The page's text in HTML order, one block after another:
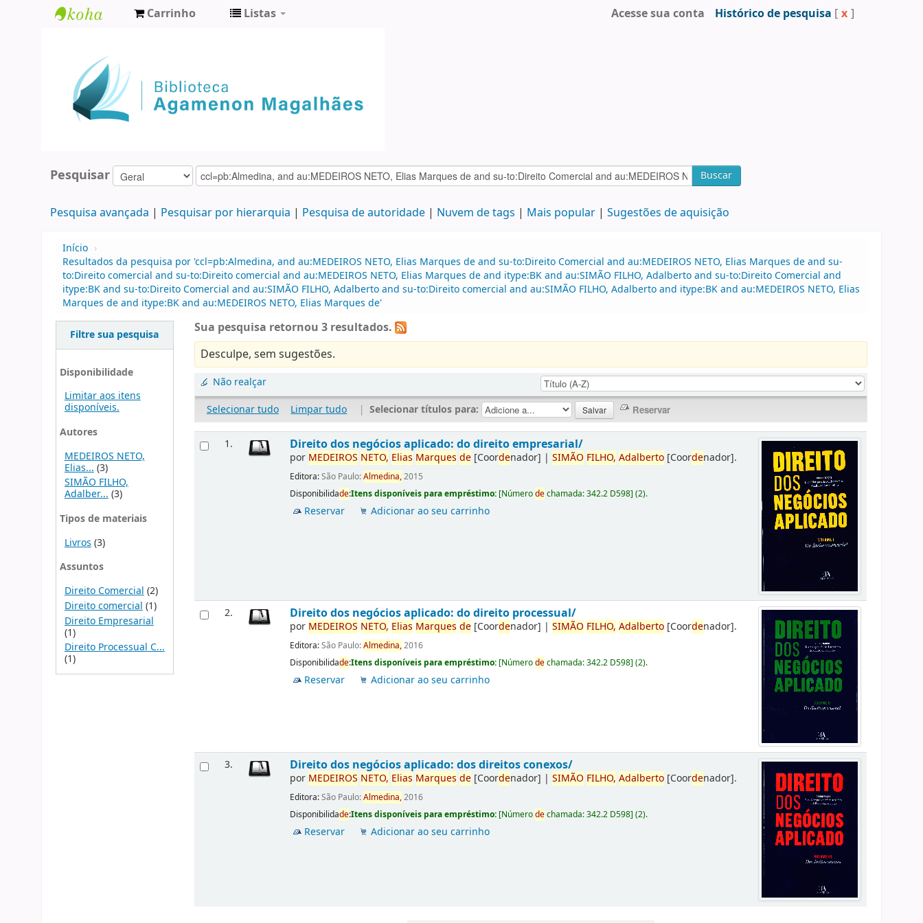
Agamenon
Magalhães
Carrinho Listas Acesse sua conta Histórico de pesquisa [ x ]
Pesquisar Buscar
Pesquisa avançada Pesquisar por hierarquia Pesquisa de autoridade Nuvem de tags Mais popular Sugestões de aquisição
Início ›
Resultados da pesquisa por 'ccl=pb:Almedina, and au:MEDEIROS NETO, Elias Marques de and su-to:Direito Comercial and au:MEDEIROS NETO, Elias Marques de and su-
to:Direito comercial and su-to:Direito comercial and au:MEDEIROS NETO, Elias Marques de and itype:BK and au:SIMÃO FILHO, Adalberto and su-to:Direito Comercial and
itype:BK and su-to:Direito Comercial and au:SIMÃO FILHO, Adalberto and su-to:Direito comercial and au:SIMÃO FILHO, Adalberto and itype:BK and au:MEDEIROS NETO, Elias
Marques de and itype:BK and au:MEDEIROS NETO, Elias Marques de'
Filtre sua pesquisa
Disponibilidade
Limitar aos itens
disponíveis.
Autores
MEDEIROS NETO,
Elias... (3)
SIMÃO FILHO,
Adalber...(3)
Tipos de materiais
Livros (3)
Assuntos
Direito Comercial (2)
Direito comercial (1)
Direito Empresarial
(1)
Direito Processual C...
(1)
Sua pesquisa retornou 3 resultados.
Desculpe, sem sugestões.
Não realçar
Selecionar tudo
Limpar tudo | Selecionar títulos para:
1. Direito dos negócios aplicado: do direito empresarial/
por MEDEIROS NETO, Elias Marques de [Coordenador] |SIMÃO FILHO, Adalberto [Coordenador].
Editora:São Paulo:Almedina,2015
Disponibilidade:Itens disponíveis para empréstimo: [Númerodechamada:342.2 D598](2).
Reservar Adicionar ao seu carrinho
2. Direito dos negócios aplicado: do direito processual/
por MEDEIROS NETO, Elias Marques de [Coordenador] |SIMÃO FILHO, Adalberto [Coordenador].
Editora:São Paulo:Almedina,2016
Disponibilidade:Itens disponíveis para empréstimo: [Númerodechamada:342.2 D598](2).
Reservar Adicionar ao seu carrinho
3. Direito dos negócios aplicado: dos direitos conexos/
por MEDEIROS NETO, Elias Marques de [Coordenador] |SIMÃO FILHO, Adalberto [Coordenador].
Editora:São Paulo:Almedina,2016
Disponibilidade:Itens disponíveis para empréstimo: [Númerodechamada:342.2 D598](2).
Reservar Adicionar ao seu carrinho